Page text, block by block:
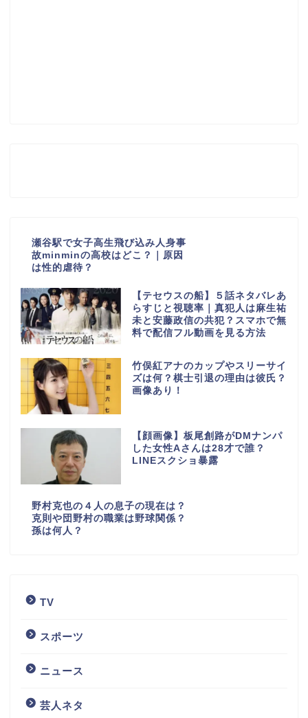
瀬谷駅で女子高生飛び込み人身事
故minminの高校はどこ？｜原因
は性的虐待？
【テセウスの船】５話ネタバレあ
らすじと視聴率｜真犯人は麻生祐
未と安藤政信の共犯？スマホで無
料で配信フル動画を見る方法
竹俣紅アナのカップやスリーサイ
ズは何？棋士引退の理由は彼氏？
画像あり！
【顔画像】板尾創路がDMナンパ
した女性Aさんは28才で誰？
LINEスクショ暴露
野村克也の４人の息子の現在は？
克則や団野村の職業は野球関係？
孫は何人？
TV
スポーツ
ニュース
芸人ネタ